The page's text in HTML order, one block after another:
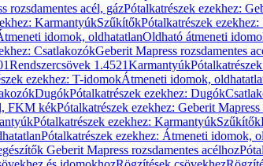
rozsdamentes acél, gázPótalkatrészek ezekhez:
KarmantyúkSzűkítőkPótalkatrészek
idomok, oldhatatlanOldható átmeneti
CsatlakozókGeberit Mapress rozsdamentes
Rendszercsövek 1.4521Karmantyúk
ezekhez: T-idomokÁtmeneti idomok,
DugókPótalkatrészek ezekhez: Dugók
FKM kékPótalkatrészek ezekhez: Geberit
Pótalkatrészek ezekhez: KarmantyúkSzűkítők
Pótalkatrészek ezekhez: Átmeneti idomok,
Geberit Mapress rozsdamentes acélhoz